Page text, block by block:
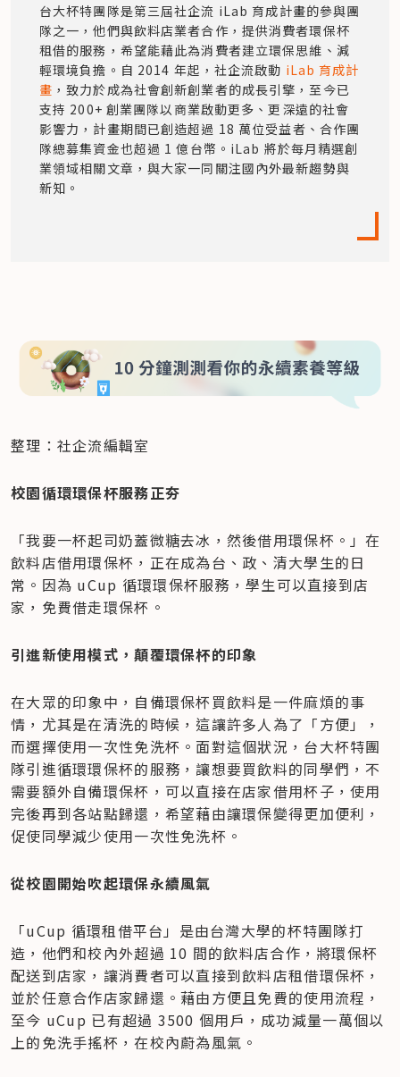
台大杯特團隊是第三屆社企流 iLab 育成計畫的參與團
隊之一，他們與飲料店業者合作，提供消費者環保杯
租借的服務，希望能藉此為消費者建立環保思維、減
輕環境負擔。自 2014 年起，社企流啟動 iLab 育成計
畫 ，致力於成為社會創新創業者的成長引擎，至今已
支持 200+ 創業團隊以商業啟動更多、更深遠的社會
影響力，計畫期間已創造超過 18 萬位受益者、合作團
隊總募集資金也超過 1 億台幣。iLab 將於每月精選創
業領域相關文章，與大家一同關注國內外最新趨勢與
新知。
整理：社企流編輯室
校園循環環保杯服務正夯
「我要一杯起司奶蓋微糖去冰，然後借用環保杯。」在
飲料店借用環保杯，正在成為台、政、清大學生的日
常。因為 uCup 循環環保杯服務，學生可以直接到店
家，免費借走環保杯。
引進新使用模式，顛覆環保杯的印象
在大眾的印象中，自備環保杯買飲料是一件麻煩的事
情，尤其是在清洗的時候，這讓許多人為了「方便」，
而選擇使用一次性免洗杯。面對這個狀況，台大杯特團
隊引進循環環保杯的服務，讓想要買飲料的同學們，不
需要額外自備環保杯，可以直接在店家借用杯子，使用
完後再到各站點歸還，希望藉由讓環保變得更加便利，
促使同學減少使用一次性免洗杯。
從校園開始吹起環保永續風氣
「uCup 循環租借平台」是由台灣大學的杯特團隊打
造，他們和校內外超過 10 間的飲料店合作，將環保杯
配送到店家，讓消費者可以直接到飲料店租借環保杯，
並於任意合作店家歸還。藉由方便且免費的使用流程，
至今 uCup 已有超過 3500 個用戶，成功減量一萬個以
上的免洗手搖杯，在校內蔚為風氣。